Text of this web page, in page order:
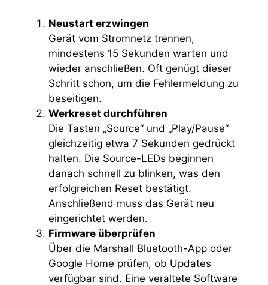
Neustart erzwingen
Gerät vom Stromnetz trennen,
mindestens 15 Sekunden warten und
wieder anschließen. Oft genügt dieser
Schritt schon, um die Fehlermeldung zu
beseitigen.
Werkreset durchführen
Die Tasten „Source“ und „Play/Pause“
gleichzeitig etwa 7 Sekunden gedrückt
halten. Die Source-LEDs beginnen
danach schnell zu blinken, was den
erfolgreichen Reset bestätigt.
Anschließend muss das Gerät neu
eingerichtet werden.
Firmware überprüfen
Über die Marshall Bluetooth-App oder
Google Home prüfen, ob Updates
verfügbar sind. Eine veraltete Software